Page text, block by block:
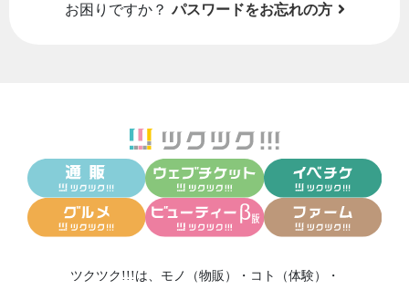
お困りですか？ パスワードをお忘れの方
ツクツク!!!は、 モノ（物販） ・ コト（体験）
・